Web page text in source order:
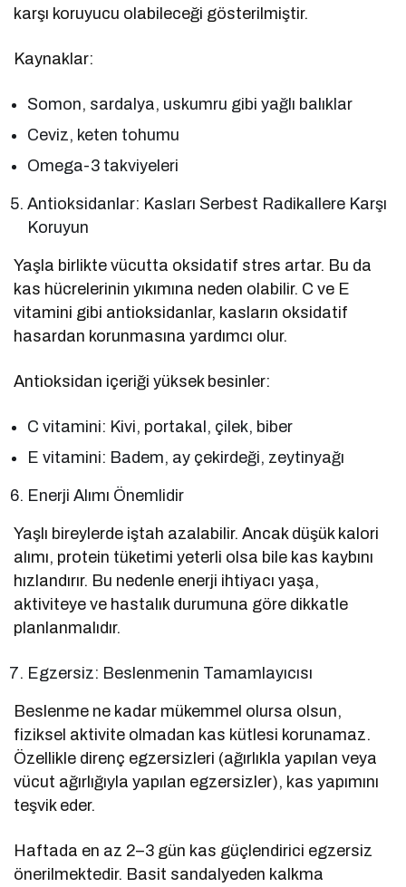
karşı koruyucu olabileceği gösterilmiştir.
Kaynaklar:
Somon, sardalya, uskumru gibi yağlı balıklar
Ceviz, keten tohumu
Omega-3 takviyeleri
Antioksidanlar: Kasları Serbest Radikallere Karşı
Koruyun
Yaşla birlikte vücutta oksidatif stres artar. Bu da
kas hücrelerinin yıkımına neden olabilir. C ve E
vitamini gibi antioksidanlar, kasların oksidatif
hasardan korunmasına yardımcı olur.
Antioksidan içeriği yüksek besinler:
C vitamini: Kivi, portakal, çilek, biber
E vitamini: Badem, ay çekirdeği, zeytinyağı
Enerji Alımı Önemlidir
Yaşlı bireylerde iştah azalabilir. Ancak düşük kalori
alımı, protein tüketimi yeterli olsa bile kas kaybını
hızlandırır. Bu nedenle enerji ihtiyacı yaşa,
aktiviteye ve hastalık durumuna göre dikkatle
planlanmalıdır.
Egzersiz: Beslenmenin Tamamlayıcısı
Beslenme ne kadar mükemmel olursa olsun,
fiziksel aktivite olmadan kas kütlesi korunamaz.
Özellikle direnç egzersizleri (ağırlıkla yapılan veya
vücut ağırlığıyla yapılan egzersizler), kas yapımını
teşvik eder.
Haftada en az 2–3 gün kas güçlendirici egzersiz
önerilmektedir. Basit sandalyeden kalkma